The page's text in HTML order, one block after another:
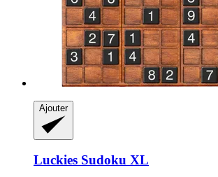
Ajouter
Luckies Sudoku XL